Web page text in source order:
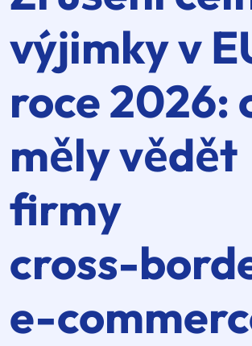
výjimky v
roce 2026:
měly vědět
firmy
cross-
e-